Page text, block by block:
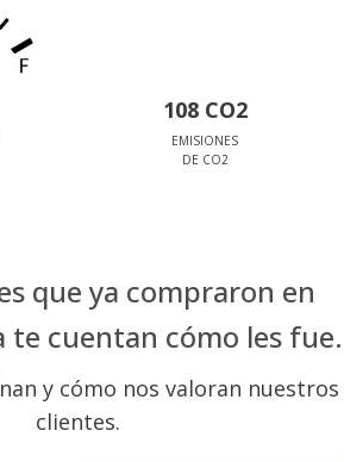
108 CO2
EMISIONES
DE CO2
que ya compraron en
te cuentan cómo les fue.
y cómo nos valoran nuestros
clientes.